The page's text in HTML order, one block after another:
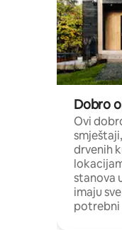
Dobro
Ovi
drvenih
stanova
imaju
potrebni